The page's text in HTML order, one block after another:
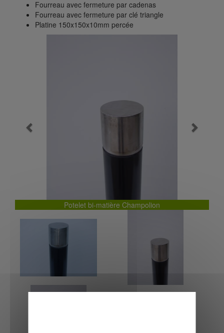
Fourreau avec fermeture par cadenas
Fourreau avec fermeture par clé triangle
Platine 150x150x10mm percée
Potelet bi-matière Champolion